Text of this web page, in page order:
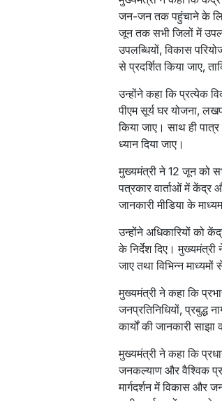
जन-जन तक पहुंचाने के लिए
जून तक सभी जिलों में
उपलब्धियों, विकास
से प्रदर्शित किया जाए,
उन्होंने कहा कि प्रत्येक
पीएम सूर्य घर योजना,
किया जाए। साथ ही
ध्यान दिया जाए।
मुख्यमंत्री ने 12 जून को
पत्रकार वार्ताओं में केंद्र
जानकारी मीडिया के
उन्होंने अधिकारियों को
के निर्देश दिए।
जाए तथा विभिन्न
मुख्यमंत्री ने कहा कि
जनप्रतिनिधियों, प्रबुद्ध
कार्यों की जानकारी साझा
मुख्यमंत्री ने कहा कि
जनकल्याण और वैश्विक
मार्गदर्शन में विकास और